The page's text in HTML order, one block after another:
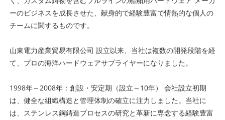
ーのビジネスを成長させた、献身的で経験豊富で情熱的な個人の
チームに関するものです。
山東電力産業貿易有限公司 設立以来、当社は複数の開発段階を経
て、プロの海洋ハードウェアサプライヤーになりました。
1998年～2008年：創設・安定期（設立～10年） 会社設立初期
は、健全な組織構造と管理体制の確立に注力しました。当社に
は、ステンレス鋼鋳造プロセスの研究と革新に専念する経験豊富